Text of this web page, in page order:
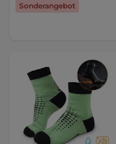
Sonderangebot